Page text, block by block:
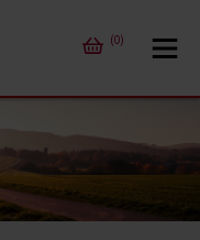
(0)